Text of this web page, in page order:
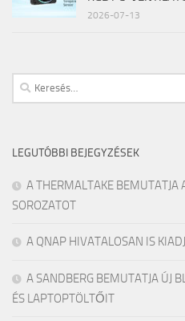
2026-07-13
Keresés:
LEGUTÓBBI BEJEGYZÉSEK
A THERMALTAKE BEMUTATJA
SOROZATOT
A QNAP HIVATALOSAN IS
A SANDBERG BEMUTATJA ÚJ
ÉS LAPTOPTÖLTŐIT